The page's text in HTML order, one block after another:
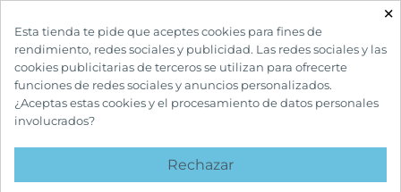
INICIO CUIDADOS SOLARES
×
Esta tienda te pide que aceptes cookies para fines de
rendimiento, redes sociales y publicidad. Las redes sociales y las
cookies publicitarias de terceros se utilizan para ofrecerte
funciones de redes sociales y anuncios personalizados.
¿Aceptas estas cookies y el procesamiento de datos personales
involucrados?
Rechazar